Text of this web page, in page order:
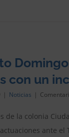
con un
| Noticias |
de la colonia
ante